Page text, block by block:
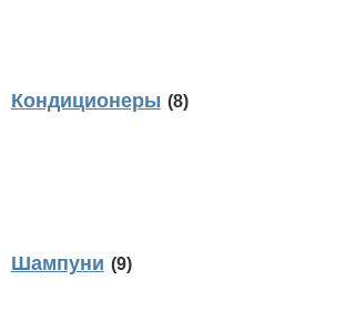
Кондиционеры (8)
Шампуни (9)